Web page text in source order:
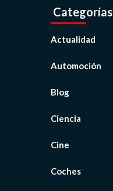
Categorías
Actualidad
Automoción
Blog
Ciencia
Cine
Coches